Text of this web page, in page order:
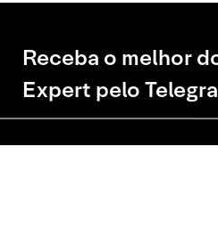
Receba o melhor
Expert pelo